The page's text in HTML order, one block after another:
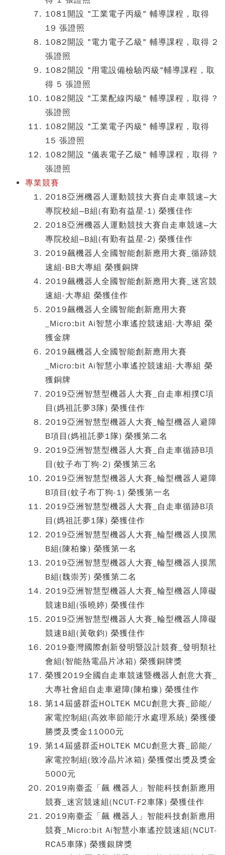
1081開設 "工業電子丙級" 輔導課程，取得
19 張證照
1082開設 "電力電子乙級" 輔導課程，取得 2
張證照
1082開設 "用電設備檢驗丙級"輔導課程，取
得 5 張證照
1082開設 "工業配線丙級" 輔導課程，取得 ?
張證照
1082開設 "工業電子丙級" 輔導課程，取得
15 張證照
1082開設 "儀表電子乙級" 輔導課程，取得 ?
張證照
專業競賽
2018亞洲機器人運動競技大賽自走車競速–大
專院校組–B組(有勤有益星-1) 榮獲佳作
2018亞洲機器人運動競技大賽自走車競速–大
專院校組–B組(有勤有益星-2) 榮獲佳作
2019飆機器人全國智能創新應用大賽_循跡競
速組-BB大專組 榮獲銅牌
2019飆機器人全國智能創新應用大賽_迷宮競
速組-大專組 榮獲佳作
2019飆機器人全國智能創新應用大賽
_Micro:bit Ai智慧小車遙控競速組-大專組 榮
獲金牌
2019飆機器人全國智能創新應用大賽
_Micro:bit Ai智慧小車遙控競速組-大專組 榮
獲銅牌
2019亞洲智慧型機器人大賽_自走車相撲C項
目(媽祖託夢3隊) 榮獲佳作
2019亞洲智慧型機器人大賽_輪型機器人避障
B項目(媽祖託夢1隊) 榮獲第二名
2019亞洲智慧型機器人大賽_自走車循跡B項
目(蚊子布丁狗-2) 榮獲第三名
2019亞洲智慧型機器人大賽_輪型機器人避障
B項目(蚊子布丁狗-1) 榮獲第一名
2019亞洲智慧型機器人大賽_自走車循跡B項
目(媽祖託夢1隊) 榮獲佳作
2019亞洲智慧型機器人大賽_輪型機器人摸黑
B組(陳柏豫) 榮獲第一名
2019亞洲智慧型機器人大賽_輪型機器人摸黑
B組(魏崇芳) 榮獲第二名
2019亞洲智慧型機器人大賽_輪型機器人障礙
競速B組(張曉婷) 榮獲佳作
2019亞洲智慧型機器人大賽_輪型機器人障礙
競速B組(黃敬鈞) 榮獲佳作
2019臺灣國際創新發明暨設計競賽_發明類社
會組(智能熱電晶片冰箱) 榮獲銅牌獎
榮獲2019全國自走車競速暨機器人創意大賽_
大專社會組自走車避障(陳柏豫) 榮獲佳作
第14屆盛群盃HOLTEK MCU創意大賽_節能/
家電控制組(高效率節能汙水處理系統) 榮獲優
勝獎及獎金11000元
第14屆盛群盃HOLTEK MCU創意大賽_節能/
家電控制組(致冷晶片冰箱) 榮獲傑出獎及獎金
5000元
2019南臺盃「飆 機器人」智能科技創新應用
競賽_迷宮競速組(NCUT-F2車隊) 榮獲佳作
2019南臺盃「飆 機器人」智能科技創新應用
競賽_Micro:bit Ai智慧小車遙控競速組(NCUT-
RCA5車隊) 榮獲銀牌獎